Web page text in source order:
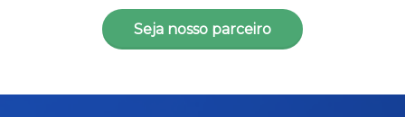
Seja nosso parceiro